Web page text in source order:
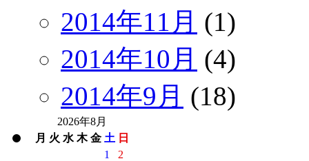
2014年11月 (1)
2014年10月 (4)
2014年9月 (18)
2026年8月
月 火 水 木 金 土 日
1
2